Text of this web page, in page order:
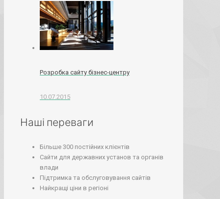
Розробка сайту бізнес-центру
10.07.2015
Наші переваги
Більше 300 постійних клієнтів
Сайти для державних установ та органів
влади
Підтримка та обслуговування сайтів
Найкращі ціни в регіоні